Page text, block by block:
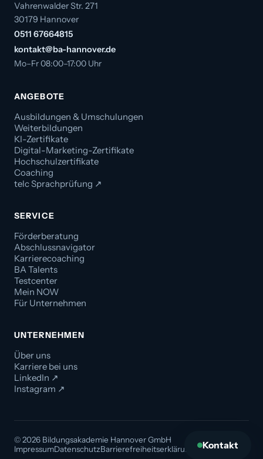
Kontakt
Vahrenwalder Str. 271
30179 Hannover
0511 67664815
kontakt@ba-hannover.de
Mo–Fr 08:00–17:00 Uhr
ANGEBOTE
Ausbildungen & Umschulungen
Weiterbildungen
KI-Zertifikate
Digital-Marketing-Zertifikate
Hochschulzertifikate
Coaching
telc Sprachprüfung ↗
SERVICE
Förderberatung
Abschlussnavigator
Karrierecoaching
BA Talents
Testcenter
Mein NOW
Für Unternehmen
UNTERNEHMEN
Über uns
Karriere bei uns
LinkedIn ↗
Instagram ↗
© 2026 Bildungsakademie Hannover GmbH
ImpressumDatenschutzBarrierefreiheitserklärung AGB